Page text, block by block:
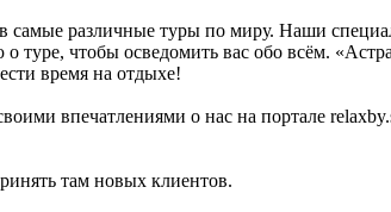
самые различные туры по миру. Наши
туре, чтобы осведомить вас обо всём.
время на отдыхе!
впечатлениями о нас на портале
там новых клиентов.